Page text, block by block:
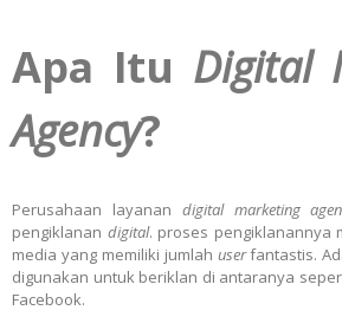
Apa Itu Digital
Agency?
Perusahaan layanan digital marketing
pengiklanan digital. proses pengiklanannya
media yang memiliki jumlah userfantastis.
digunakan untuk beriklan di antaranya
Facebook.